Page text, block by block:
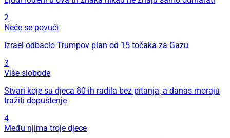
2
Neće se povući
Izrael odbacio Trumpov plan od 15 točaka za Gazu
3
Više slobode
Stvari koje su djeca 80-ih radila bez pitanja, a danas moraju
tražiti dopuštenje
4
Među njima troje djece